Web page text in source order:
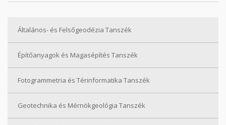
Általános- és Felsőgeodézia Tanszék
Építőanyagok és Magasépítés Tanszék
Fotogrammetria és Térinformatika Tanszék
Geotechnika és Mérnökgeológia Tanszék